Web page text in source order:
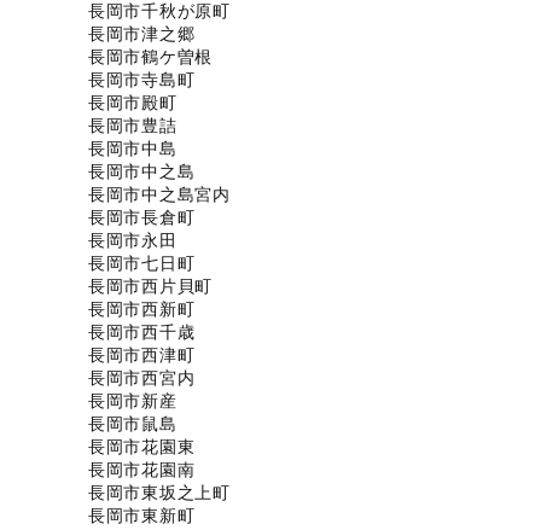
長岡市千秋が原町
長岡市津之郷
長岡市鶴ケ曽根
長岡市寺島町
長岡市殿町
長岡市豊詰
長岡市中島
長岡市中之島
長岡市中之島宮内
長岡市長倉町
長岡市永田
長岡市七日町
長岡市西片貝町
長岡市西新町
長岡市西千歳
長岡市西津町
長岡市西宮内
長岡市新産
長岡市鼠島
長岡市花園東
長岡市花園南
長岡市東坂之上町
長岡市東新町